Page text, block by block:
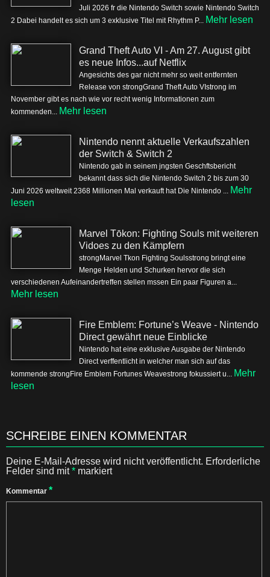
Juli 2026 fr die Nintendo Switch sowie Nintendo Switch
2 Dabei handelt es sich um 3 exklusive Titel mit Rhythm P... Mehr lesen
Grand Theft Auto VI - Am 27. August gibt
es neue Infos...auf Netflix
Angesichts des gar nicht mehr so weit entfernten
Release von strongGrand Theft Auto VIstrong im
November gibt es nach wie vor recht wenig Informationen zum
kommenden... Mehr lesen
Nintendo nennt aktuelle Verkaufszahlen
der Switch & Switch 2
Nintendo gab in seinem jngsten Geschftsbericht
bekannt dass sich die Nintendo Switch 2 bis zum 30
Juni 2026 weltweit 2368 Millionen Mal verkauft hat Die Nintendo ... Mehr
lesen
Marvel Tōkon: Fighting Souls mit weiteren
Vidoes zu den Kämpfern
strongMarvel Tkon Fighting Soulsstrong bringt eine
Menge Helden und Schurken hervor die sich
verschiedenen Aufeinandertreffen stellen mssen Ein paar Figuren a...
Mehr lesen
Fire Emblem: Fortune’s Weave - Nintendo
Direct gewährt neue Einblicke
Nintendo hat eine exklusive Ausgabe der Nintendo
Direct verffentlicht in welcher man sich auf das
kommende strongFire Emblem Fortunes Weavestrong fokussiert u... Mehr
lesen
SCHREIBE EINEN KOMMENTAR
Deine E-Mail-Adresse wird nicht veröffentlicht. Erforderliche
Felder sind mit* markiert
Kommentar *